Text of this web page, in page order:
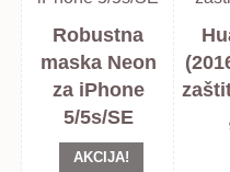
Robustna
maska Neon
za iPhone
5/5s/SE
AKCIJA!